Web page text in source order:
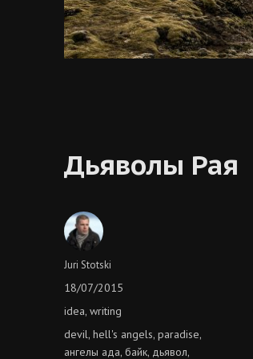
Дьяволы Рая
Author
Juri Stotski
Posted
18/07/2015
Categories
idea,writing
Tags
devil,hell's angels,paradise,
ангелы ада,байк, дьявол,